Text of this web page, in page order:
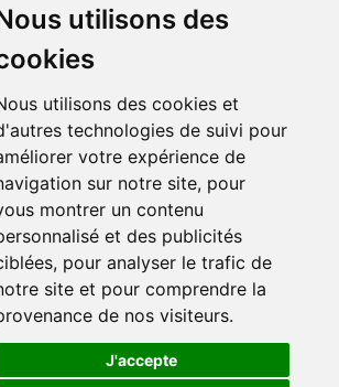
utilisons des
utilisons des cookies et
technologies de suivi pour
votre expérience de
sur notre site, pour
montrer un contenu
et des publicités
pour analyser le trafic de
site et pour comprendre la
de nos visiteurs.
J'accepte
Discord
Forum
DE PAIEMENT ACCEPTÉS
🍪